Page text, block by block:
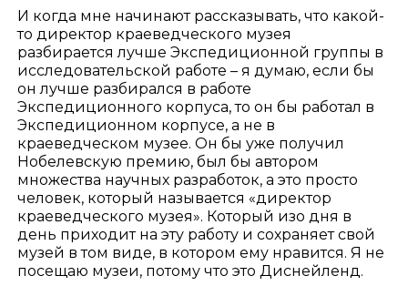
И когда мне начинают рассказывать, что какой-
то директор краеведческого музея
разбирается лучше Экспедиционной группы в
исследовательской работе – я думаю, если бы
он лучше разбирался в работе
Экспедиционного корпуса, то он бы работал в
Экспедиционном корпусе, а не в
краеведческом музее. Он бы уже получил
Нобелевскую премию, был бы автором
множества научных разработок, а это просто
человек, который называется «директор
краеведческого музея». Который изо дня в
день приходит на эту работу и сохраняет свой
музей в том виде, в котором ему нравится. Я не
посещаю музеи, потому что это Диснейленд.